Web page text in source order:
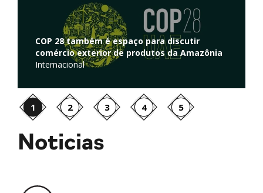
1 2 3 4 5
Regulação de atividades de captura e
armazenamento de carbono é discutida na
Câmara dos Deputados
Ambiente
Noticias